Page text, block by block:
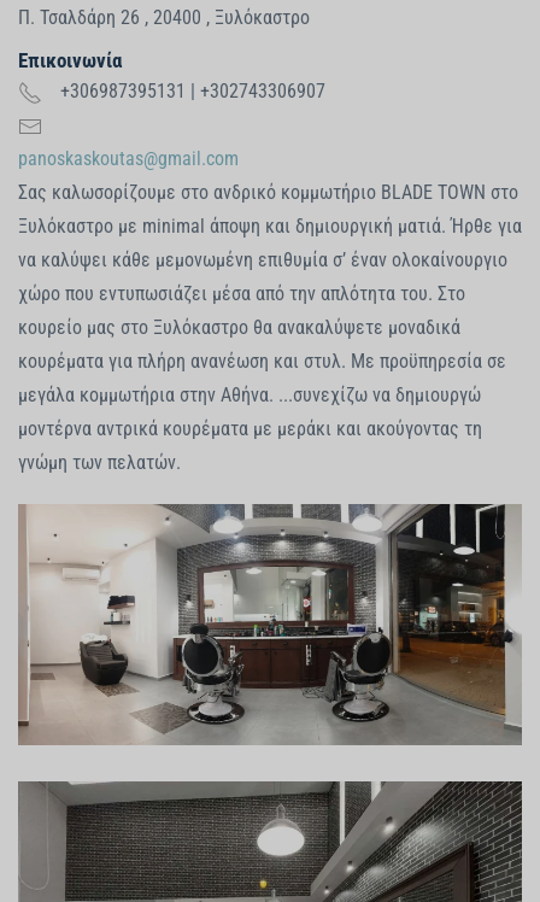
Σας καλωσορίζουμε στο ανδρικό κομμωτήριο BLADE TOWN στο
Ξυλόκαστρο με minimal άποψη και δημιουργική ματιά. Ήρθε για
να καλύψει κάθε μεμονωμένη επιθυμία σ’ έναν ολοκαίνουργιο
χώρο που εντυπωσιάζει μέσα από την απλότητα του. Στο
κουρείο μας στο Ξυλόκαστρο θα ανακαλύψετε μοναδικά
κουρέματα για πλήρη ανανέωση και στυλ. Με προϋπηρεσία σε
μεγάλα κομμωτήρια στην Αθήνα. ...συνεχίζω να δημιουργώ
μοντέρνα αντρικά κουρέματα με μεράκι και ακούγοντας τη
γνώμη των πελατών.
Π. Τσαλδάρη 26 , 20400 , Ξυλόκαστρο
Επικοινωνία
+306987395131 | +302743306907
panoskaskoutas@gmail.com